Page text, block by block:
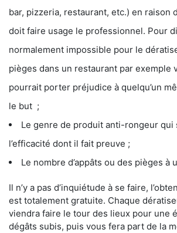
bar, pizzeria, restaurant, etc.) en raison
doit faire usage le professionnel. Pour
normalement impossible pour le
pièges dans un restaurant par exemple
pourrait porter préjudice à quelqu’un
le but ;
Le genre de produit anti-rongeur qui
l’efficacité dont il fait preuve ;
Le nombre d’appâts ou des pièges à
Il n’y a pas d’inquiétude à se faire,
est totalement gratuite. Chaque
viendra faire le tour des lieux pour une
dégâts subis, puis vous fera part de la